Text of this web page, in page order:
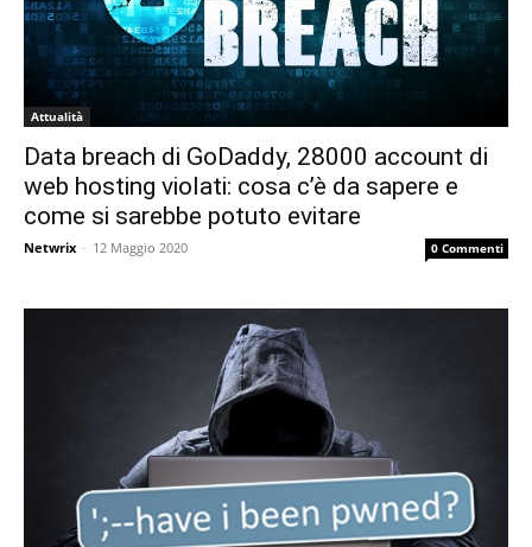
Attualità
Data breach di GoDaddy, 28000 account di
web hosting violati: cosa c’è da sapere e
come si sarebbe potuto evitare
Netwrix - 12 Maggio 2020 0 Commenti